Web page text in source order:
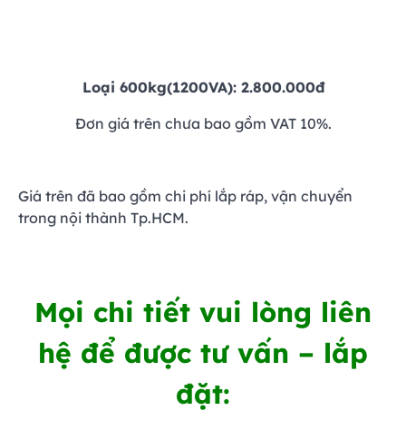
Loại 600kg(1200VA): 2.800.000đ
Đơn giá trên chưa bao gồm VAT 10%.
Giá trên đã bao gồm chi phí lắp ráp, vận chuyển
trong nội thành Tp.HCM.
Mọi chi tiết vui lòng liên
hệ để được tư vấn – lắp
đặt: